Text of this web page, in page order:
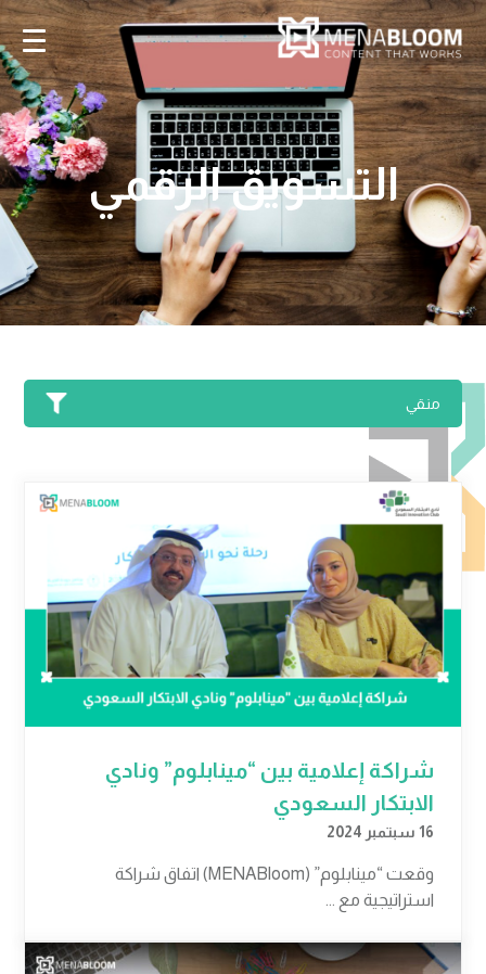
التسويق الرقمي
منقي
شراكة إعلامية بين “مينابلوم” ونادي
الابتكار السعودي
16 سبتمبر 2024
وقعت “مينابلوم” (MENABloom) اتفاق شراكة
استراتيجية مع ...